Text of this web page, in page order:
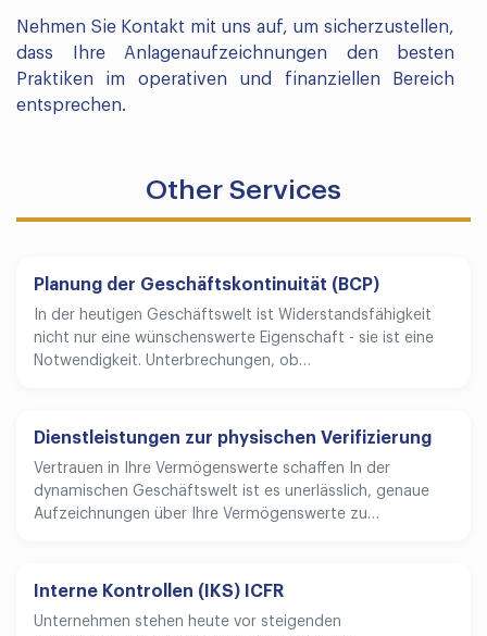
Nehmen Sie Kontakt mit uns auf, um sicherzustellen,
dass Ihre Anlagenaufzeichnungen den besten
Praktiken im operativen und finanziellen Bereich
entsprechen.
Other Services
Planung der Geschäftskontinuität (BCP)
In der heutigen Geschäftswelt ist Widerstandsfähigkeit
nicht nur eine wünschenswerte Eigenschaft - sie ist eine
Notwendigkeit. Unterbrechungen, ob…
Dienstleistungen zur physischen Verifizierung
Vertrauen in Ihre Vermögenswerte schaffen In der
dynamischen Geschäftswelt ist es unerlässlich, genaue
Aufzeichnungen über Ihre Vermögenswerte zu…
Interne Kontrollen (IKS) ICFR
Unternehmen stehen heute vor steigenden